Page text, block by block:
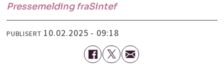
Pressemelding fraSintef
PUBLISERT 10.02.2025 - 09:18